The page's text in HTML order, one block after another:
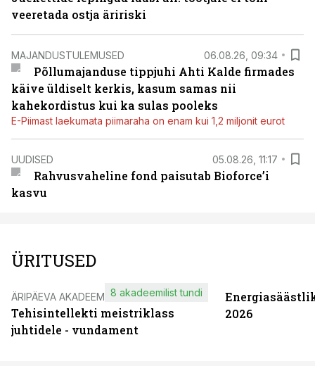
veeretada ostja äririski
MAJANDUSTULEMUSED 06.08.26, 09:34
Põllumajanduse tippjuhi Ahti Kalde firmades
käive üldiselt kerkis, kasum samas nii
kahekordistus kui ka sulas pooleks
E-Piimast laekumata piimaraha on enam kui 1,2 miljonit eurot
UUDISED 05.08.26, 11:17
Rahvusvaheline fond paisutab Bioforce’i
kasvu
ÜRITUSED
ÄRIPÄEVA AKADEEMIA
Tehisintellekti meistriklass
juhtidele - vundament
8 akadeemilist tundi
2026